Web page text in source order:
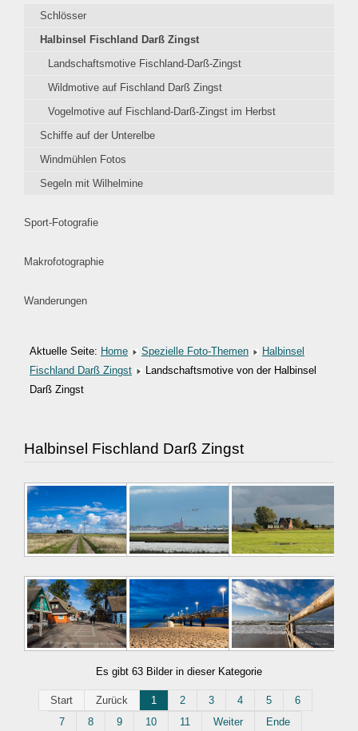
Schlösser
Halbinsel Fischland Darß Zingst
Landschaftsmotive Fischland-Darß-Zingst
Wildmotive auf Fischland Darß Zingst
Vogelmotive auf Fischland-Darß-Zingst im Herbst
Schiffe auf der Unterelbe
Windmühlen Fotos
Segeln mit Wilhelmine
Sport-Fotografie
Makrofotographie
Wanderungen
Aktuelle Seite: Home Spezielle Foto-Themen
Halbinsel
Fischland Darß Zingst
Landschaftsmotive von der Halbinsel
Darß Zingst
Halbinsel Fischland Darß Zingst
Es gibt 63 Bilder in dieser Kategorie
Start Zurück 1 2 3 4 5
6
7
8 9 10 11 Weiter Ende